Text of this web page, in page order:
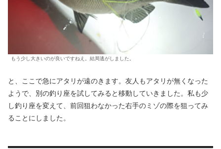
もう少し大きいのが良いですねえ。結局逃がしました。
と、ここで急にアタリが遠のきます。友人もアタリが無くなった
ようで、別の釣り座を試してみると移動していきました。私も少
し釣り座を変えて、前回狙わなかった右手のミゾの際を狙ってみ
ることにしました。